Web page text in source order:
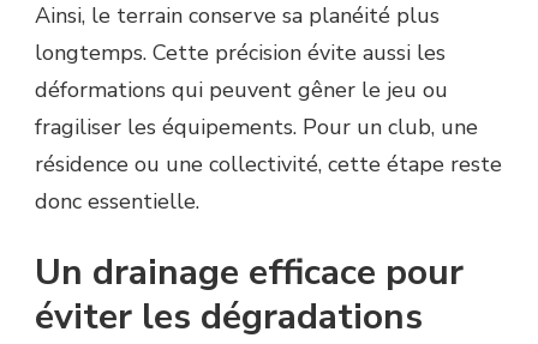
Ainsi, le terrain conserve sa planéité plus
longtemps. Cette précision évite aussi les
déformations qui peuvent gêner le jeu ou
fragiliser les équipements. Pour un club, une
résidence ou une collectivité, cette étape reste
donc essentielle.
Un drainage efficace pour
éviter les dégradations